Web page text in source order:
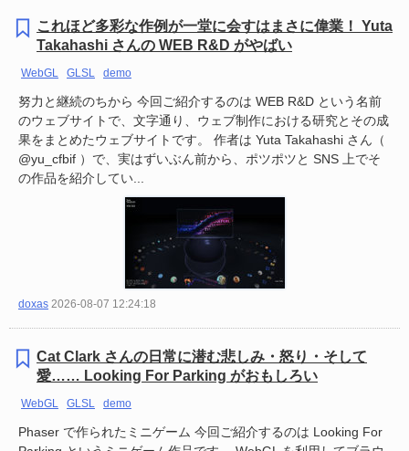
これほど多彩な作例が一堂に会すはまさに偉業！ Yuta
Takahashi さんの WEB R&D がやばい
WebGL GLSL demo
努力と継続のちから 今回ご紹介するのは WEB R&D という名前
のウェブサイトで、文字通り、ウェブ制作における研究とその成
果をまとめたウェブサイトです。 作者は Yuta Takahashi さん（
@yu_cfbif ）で、実はずいぶん前から、ポツポツと SNS 上でそ
の作品を紹介してい...
doxas 2026-08-07 12:24:18
Cat Clark さんの日常に潜む悲しみ・怒り・そして
愛…… Looking For Parking がおもしろい
WebGL GLSL demo
Phaser で作られたミニゲーム 今回ご紹介するのは Looking For